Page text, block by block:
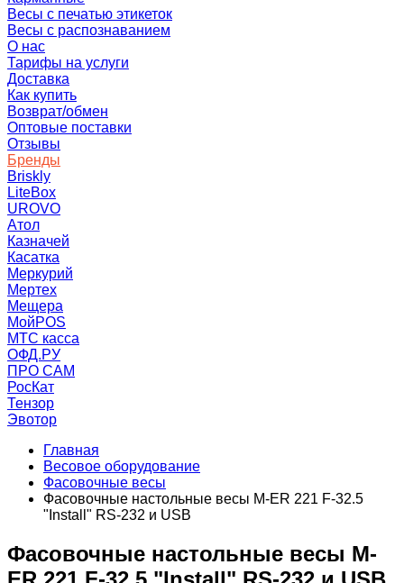
Весы с печатью этикеток
Весы с распознаванием
О нас
Тарифы на услуги
Доставка
Как купить
Возврат/обмен
Оптовые поставки
Отзывы
Бренды
Briskly
LiteBox
UROVO
Атол
Казначей
Касатка
Меркурий
Мертех
Мещера
МойPOS
МТС касса
ОФД.РУ
ПРО САМ
РосКат
Тензор
Эвотор
Главная
Весовое оборудование
Фасовочные весы
Фасовочные настольные весы M-ER 221 F-32.5
"Install" RS-232 и USB
Фасовочные настольные весы M-